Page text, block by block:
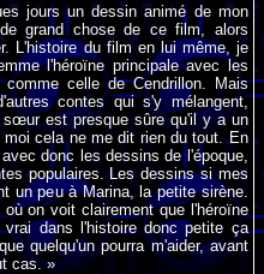
jours un dessin animé de mon
grand chose de ce film, alors
L'histoire du film en lui même, je
l'héroïne principale avec les
celle de Cendrillon. Mais
contes qui s'y mélangent,
est presque sûre qu'il y a un
cela ne me dit rien du tout. En
donc les dessins de l'époque,
populaires. Les dessins si mes
un peu à Marina, la petite sirène.
on voit clairement que l'héroïne
dans l'histoire donc petite ça
quelqu'un pourra m'aider, avant
cas. »